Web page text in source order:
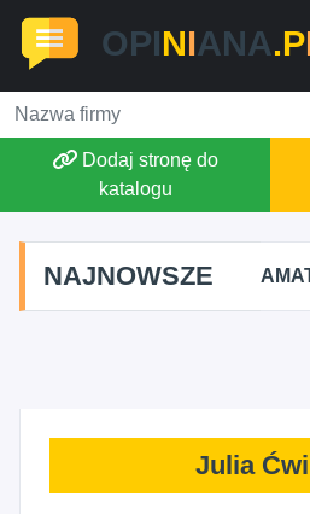
OPINIANA.P
Dodaj stronę do
katalogu
NAJNOWSZE
ALEKSANDRA BAKA AMATE OLIWIA KIRKIEWICZ
Julia